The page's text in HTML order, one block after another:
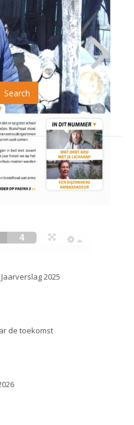
Search
2025
de toekomst